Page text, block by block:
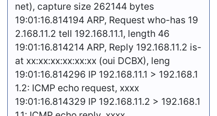
net), capture size 262144 bytes
19:01:16.814194 ARP, Request who-has 19
2.168.11.2 tell 192.168.11.1, length 46
19:01:16.814214 ARP, Reply 192.168.11.2 is-
at xx:xx:xx:xx:xx:xx (oui DCBX), leng
19:01:16.814296 IP 192.168.11.1 > 192.168.1
1.2: ICMP echo request, xxxx
19:01:16.814329 IP 192.168.11.2 > 192.168.1